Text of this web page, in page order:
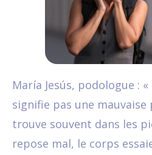
María Jesús, podologue :
signifie pas une
trouve souvent dans les
repose mal, le corps